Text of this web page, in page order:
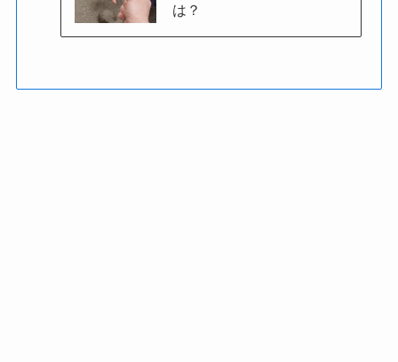
は？